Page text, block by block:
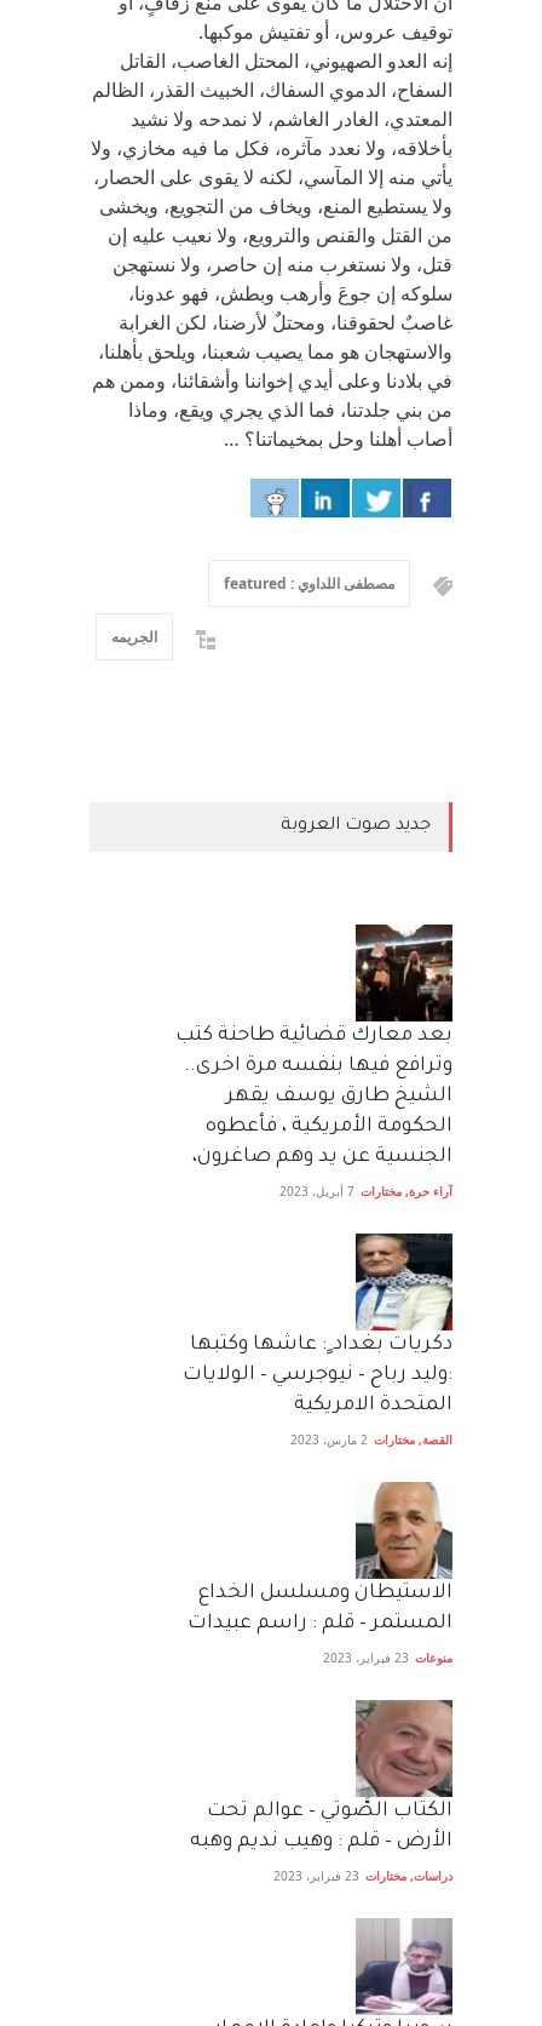
توقيف عروس، أو تفتيش موكبها.
إنه العدو الصهيوني، المحتل الغاصب، القاتل
السفاح، الدموي السفاك، الخبيث القذر، الظالم
المعتدي، الغادر الغاشم، لا نمدحه ولا نشيد
بأخلاقه، ولا نعدد مآثره، فكل ما فيه مخازي، ولا
يأتي منه إلا المآسي، لكنه لا يقوى على الحصار،
ولا يستطيع المنع، ويخاف من التجويع، ويخشى
من القتل والقنص والترويع، ولا نعيب عليه إن
قتل، ولا نستغرب منه إن حاصر، ولا نستهجن
سلوكه إن جوعَ وأرهب وبطش، فهو عدونا،
غاصبٌ لحقوقنا، ومحتلٌ لأرضنا، لكن الغرابة
والاستهجان هو مما يصيب شعبنا، ويلحق بأهلنا،
في بلادنا وعلى أيدي إخواننا وأشقائنا، وممن هم
من بني جلدتنا، فما الذي يجري ويقع، وماذا
أصاب أهلنا وحل بمخيماتنا؟ …
مصطفى اللداوي : featured
الجريمه
جديد صوت العروبة
بعد معارك قضائية طاحنة كتب
وترافع فيها بنفسه مرة اخرى..
الشيخ طارق يوسف يقهر
الحكومة الأمريكية ، فأعطوه
الجنسية عن يد وهم صاغرون،
آراء حرة, مختارات 7 أبريل، 2023
دكريات بغداد ٍ: عاشها وكتبها
:وليد رباح – نيوجرسي – الولايات
المتحدة الامريكية
القصة, مختارات 2 مارس، 2023
الاستيطان ومسلسل الخداع
المستمر – قلم : راسم عبيدات
منوعات 23 فبراير، 2023
الكتاب الصَّوتي – عوالم تحت
الأرض – قلم : وهيب نديم وهبه
دراسات, مختارات 23 فبراير، 2023